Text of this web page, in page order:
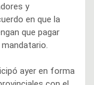
y
en que la
que pagar
ayer en forma